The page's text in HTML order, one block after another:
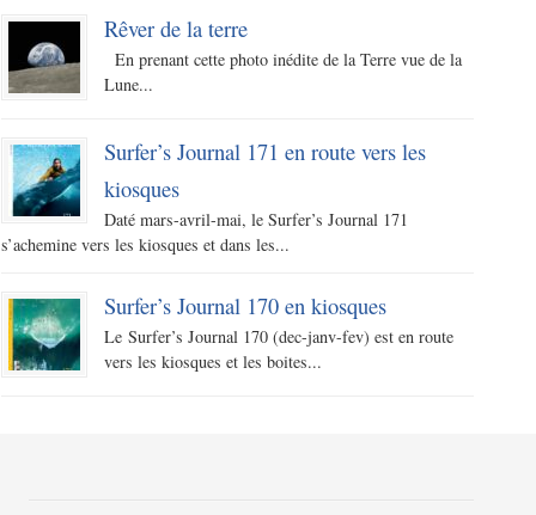
Rêver de la terre
En prenant cette photo inédite de la Terre vue de la
Lune...
Surfer’s Journal 171 en route vers les
kiosques
Daté mars-avril-mai, le Surfer’s Journal 171
s’achemine vers les kiosques et dans les...
Surfer’s Journal 170 en kiosques
Le Surfer’s Journal 170 (dec-janv-fev) est en route
vers les kiosques et les boites...